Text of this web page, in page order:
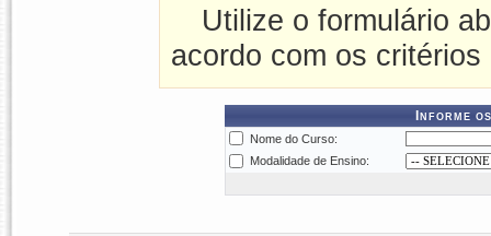
Utilize o formulário
acordo com os
Informe
Nome do Curso:
Modalidade de Ensino: